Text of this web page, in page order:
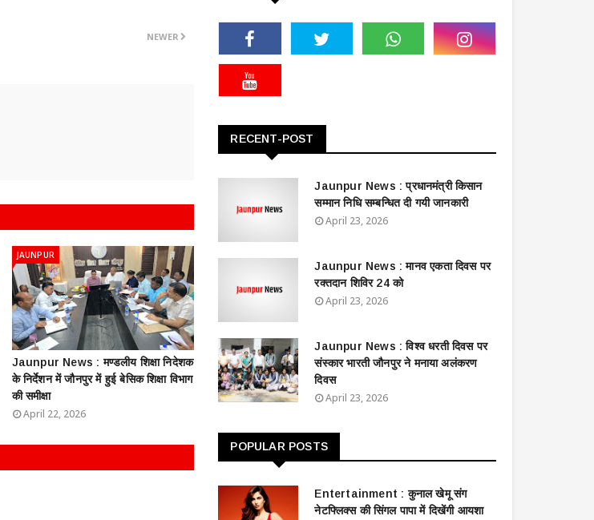
NEWER
JAUNPUR
Jaunpur News : ​मण्डलीय शिक्षा निदेशक
के निर्देशन में जौनपुर में हुई बेसिक शिक्षा विभाग
की समीक्षा
April 22, 2026
RECENT-POST
Jaunpur News : ​प्रधानमंत्री किसान
सम्मान निधि सम्बन्धित दी गयी जानकारी
April 23, 2026
Jaunpur News : ​मानव एकता दिवस पर
रक्तदान शिविर 24 को
April 23, 2026
Jaunpur News : विश्व धरती दिवस पर
संस्कार भारती जौनपुर ने मनाया अलंकरण
दिवस
April 23, 2026
POPULAR POSTS
Entertainment : ​​​​कुनाल खेमू संग
नेटफ्लिक्स की सिंगल पापा में दिखेंगी आयशा